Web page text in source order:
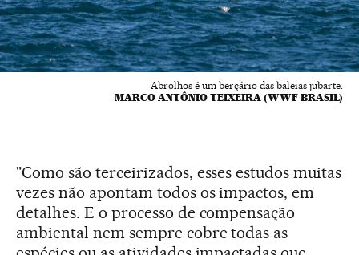
Abrolhos é um berçário das baleias jubarte.
MARCO ANTÔNIO TEIXEIRA (WWF BRASIL)
"Como são terceirizados, esses estudos muitas
vezes não apontam todos os impactos, em
detalhes. E o processo de compensação
ambiental nem sempre cobre todas as